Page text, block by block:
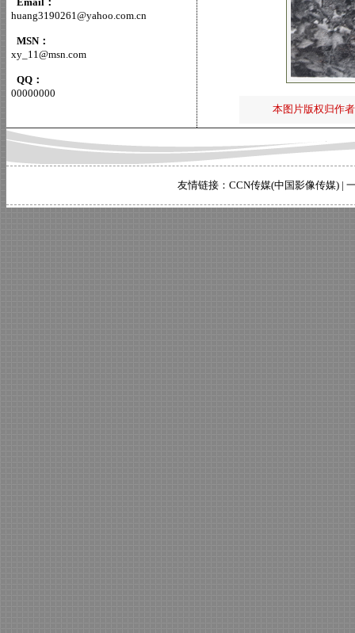
huang3190261@yahoo.com.cn
MSN：
xy_11@msn.com
QQ：
00000000
本图片版权归作
友情链接： CCN传媒(中国影像传媒) |